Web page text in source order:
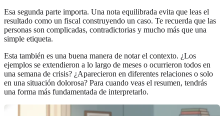
Esa segunda parte importa. Una nota equilibrada evita que leas el
resultado como un fiscal construyendo un caso. Te recuerda que las
personas son complicadas, contradictorias y mucho más que una
simple etiqueta.
Esta también es una buena manera de notar el contexto. ¿Los
ejemplos se extendieron a lo largo de meses o ocurrieron todos en
una semana de crisis? ¿Aparecieron en diferentes relaciones o solo
en una situación dolorosa? Para cuando veas el resumen, tendrás
una forma más fundamentada de interpretarlo.